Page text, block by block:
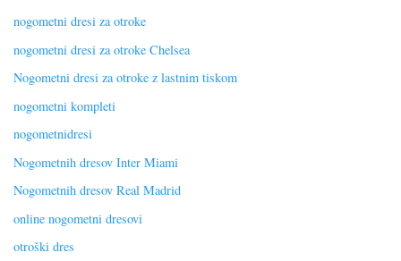
nogometni dresi za otroke
nogometni dresi za otroke Chelsea
Nogometni dresi za otroke z lastnim tiskom
nogometni kompleti
nogometnidresi
Nogometnih dresov Inter Miami
Nogometnih dresov Real Madrid
online nogometni dresovi
otroški dres